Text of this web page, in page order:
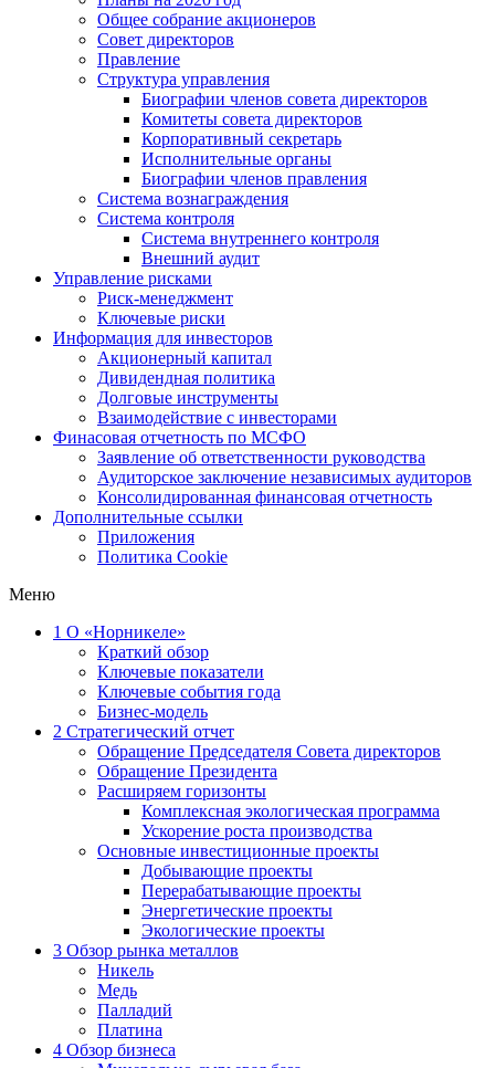
Общее собрание акционеров
Совет директоров
Правление
Структура управления
Биографии членов совета директоров
Комитеты совета директоров
Корпоративный секретарь
Исполнительные органы
Биографии членов правления
Система вознаграждения
Система контроля
Система внутреннего контроля
Внешний аудит
Управление рисками
Риск-менеджмент
Ключевые риски
Информация для инвесторов
Акционерный капитал
Дивидендная политика
Долговые инструменты
Взаимодействие с инвеcторами
Финасовая отчетность по МСФО
Заявление об ответственности руководства
Аудиторское заключение независимых аудиторов
Консолидированная финансовая отчетность
Дополнительные ссылки
Приложения
Политика Cookie
Меню
1 О «Норникеле»
Краткий обзор
Ключевые показатели
Ключевые события года
Бизнес-модель
2 Стратегический отчет
Обращение Председателя Совета директоров
Обращение Президента
Расширяем горизонты
Комплексная экологическая программа
Ускорение роста производства
Основные инвестиционные проекты
Добывающие проекты
Перерабатывающие проекты
Энергетические проекты
Экологические проекты
3 Обзор рынка металлов
Никель
Медь
Палладий
Платина
4 Обзор бизнеса